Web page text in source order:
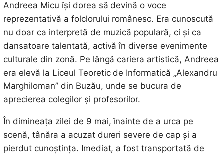
Andreea Micu își dorea să devină o voce
reprezentativă a folclorului românesc. Era cunoscută
nu doar ca interpretă de muzică populară, ci și ca
dansatoare talentată, activă în diverse evenimente
culturale din zonă. Pe lângă cariera artistică, Andreea
era elevă la Liceul Teoretic de Informatică „Alexandru
Marghiloman” din Buzău, unde se bucura de
aprecierea colegilor și profesorilor.
În dimineața zilei de 9 mai, înainte de a urca pe
scenă, tânăra a acuzat dureri severe de cap și a
pierdut cunoștința. Imediat, a fost transportată de